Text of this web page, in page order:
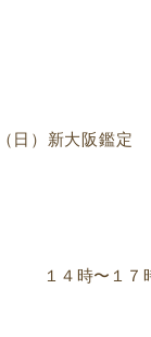
日）新大阪鑑定
７時 新大阪